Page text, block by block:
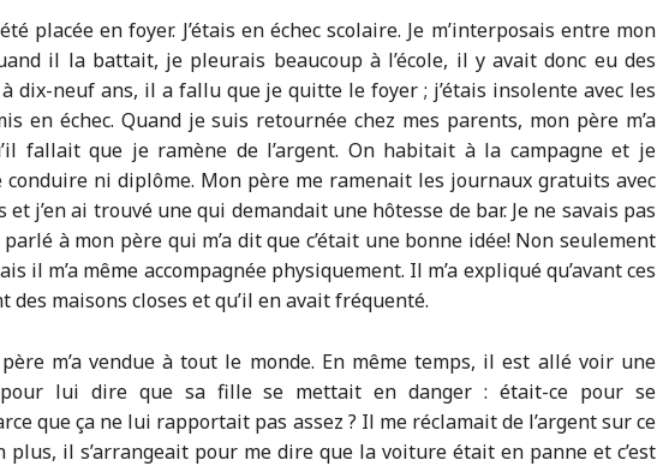
placée en foyer. J’étais en échec scolaire. Je m’interposais entre mon
il la battait, je pleurais beaucoup à l’école, il y avait donc eu des
dix-neuf ans, il a fallu que je quitte le foyer ; j’étais insolente avec les
en échec. Quand je suis retournée chez mes parents, mon père m’a
fallait que je ramène de l’argent. On habitait à la campagne et je
conduire ni diplôme. Mon père me ramenait les journaux gratuits avec
j’en ai trouvé une qui demandait une hôtesse de bar. Je ne savais pas
parlé à mon père qui m’a dit que c’était une bonne idée! Non seulement
il m’a même accompagnée physiquement. Il m’a expliqué qu’avant ces
des maisons closes et qu’il en avait fréquenté.
m’a vendue à tout le monde. En même temps, il est allé voir une
pour lui dire que sa fille se mettait en danger : était-ce pour se
que ça ne lui rapportait pas assez ? Il me réclamait de l’argent sur ce
plus, il s’arrangeait pour me dire que la voiture était en panne et c’est